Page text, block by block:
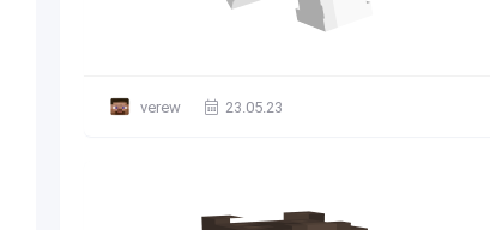
verew 23.05.23